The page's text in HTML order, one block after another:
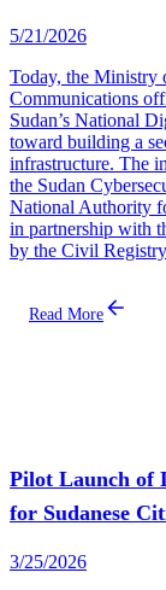
5/21/2026
Today, the Ministry
Communications
Sudan’s National
toward building a
infrastructure. The
the Sudan
National Authority
in partnership with
by the Civil
Read More
Pilot Launch of
for Sudanese
3/25/2026